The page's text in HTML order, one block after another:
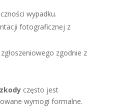
wypadku.
fotograficznej z
zgodnie z
często jest
wymogi formalne.